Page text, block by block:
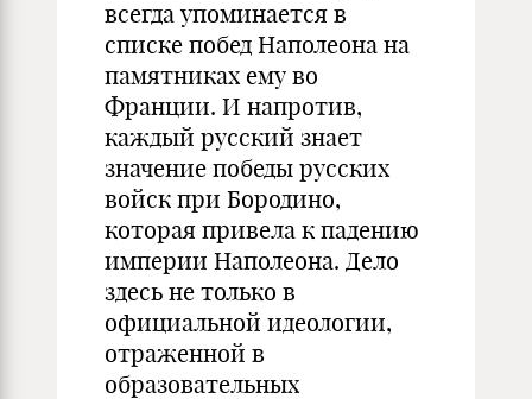
всегда упоминается в
списке побед Наполеона на
памятниках ему во
Франции. И напротив,
каждый русский знает
значение победы русских
войск при Бородино,
которая привела к падению
империи Наполеона. Дело
здесь не только в
официальной идеологии,
отраженной в
образовательных